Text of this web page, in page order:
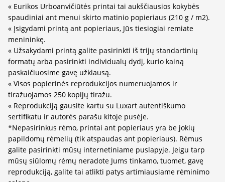
« Eurikos Urboanvičiūtės printai tai aukščiausios kokybės
spaudiniai ant menui skirto matinio popieriaus (210 g / m2).
« Įsigydami printą ant popieriaus, Jūs tiesiogiai remiate
menininkę.
« Užsakydami printą galite pasirinkti iš trijų standartinių
formatų arba pasirinkti individualų dydį, kurio kainą
paskaičiuosime gavę užklausą.
« Visos popierinės reprodukcijos numeruojamos ir
tiražuojamos 250 kopijų tiražu.
« Reprodukciją gausite kartu su Luxart autentiškumo
sertifikatu ir autorės parašu kitoje pusėje.
*Nepasirinkus rėmo, printai ant popieriaus yra be jokių
papildomų rėmelių (tik atspaudas ant popieriaus). Rėmus
galite pasirinkti mūsų internetiniame puslapyje. Jeigu tarp
mūsų siūlomų rėmų neradote Jums tinkamo, tuomet, gavę
reprodukciją, galite tai atlikti patys artimiausiame rėminimo